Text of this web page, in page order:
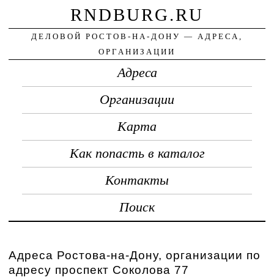
RNDBURG.RU
ДЕЛОВОЙ РОСТОВ-НА-ДОНУ — АДРЕСА,
ОРГАНИЗАЦИИ
Адреса
Организации
Карта
Как попасть в каталог
Контакты
Поиск
Адреса Ростова-на-Дону, организации по
адресу проспект Соколова 77